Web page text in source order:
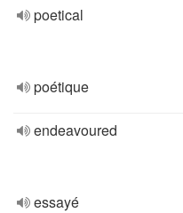
poetical
poétique
endeavoured
essayé